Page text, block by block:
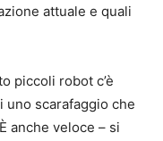
attuale e quali
piccoli robot c’è
uno scarafaggio che
anche veloce – si